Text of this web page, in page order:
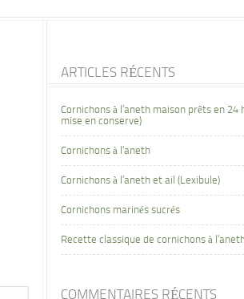
ARTICLES RÉCENTS
Cornichons à l’aneth maison prêts en 24
mise en conserve)
Cornichons à l’aneth
Cornichons à l’aneth et ail (Lexibule)
Cornichons marinés sucrés
Recette classique de cornichons à
COMMENTAIRES RÉCENTS